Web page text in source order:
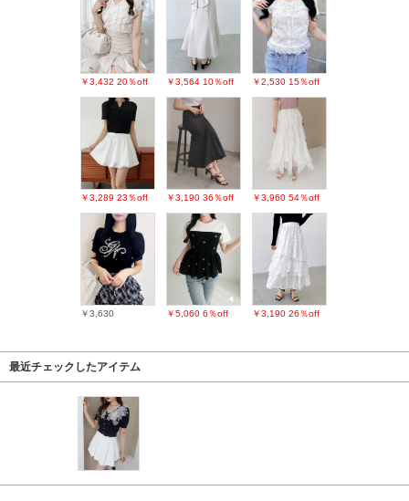
￥3,432 20％off ￥3,564 10％off ￥2,530 15％off
￥3,289 23％off ￥3,190 36％off ￥3,960 54％off
￥3,630 ￥5,060 6％off ￥3,190 26％off
最近チェックしたアイテム